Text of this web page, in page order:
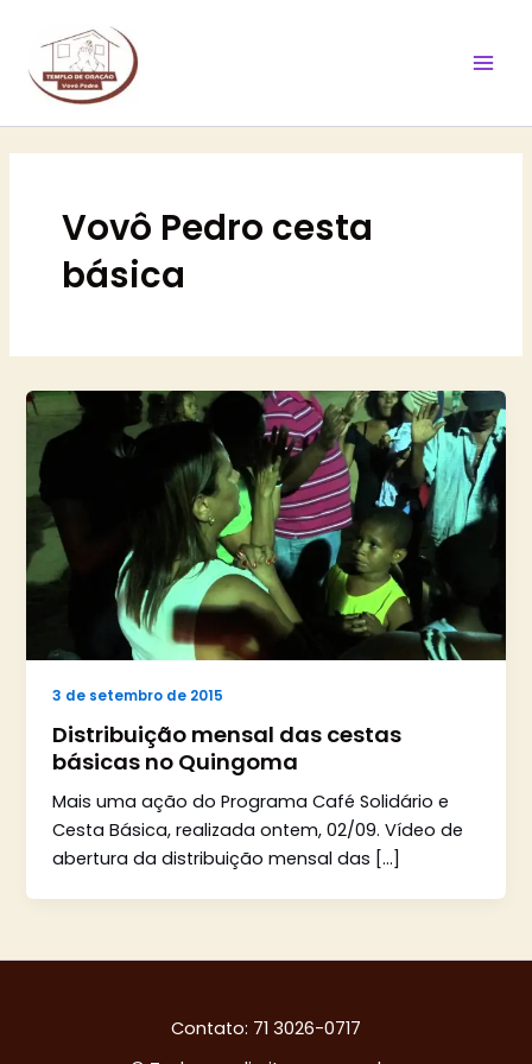
conteúdo
Vovô Pedro cesta
básica
3 de setembro de 2015
Distribuição mensal das cestas
básicas no Quingoma
Mais uma ação do Programa Café Solidário e
Cesta Básica, realizada ontem, 02/09. Vídeo de
abertura da distribuição mensal das […]
Contato: 71 3026-0717